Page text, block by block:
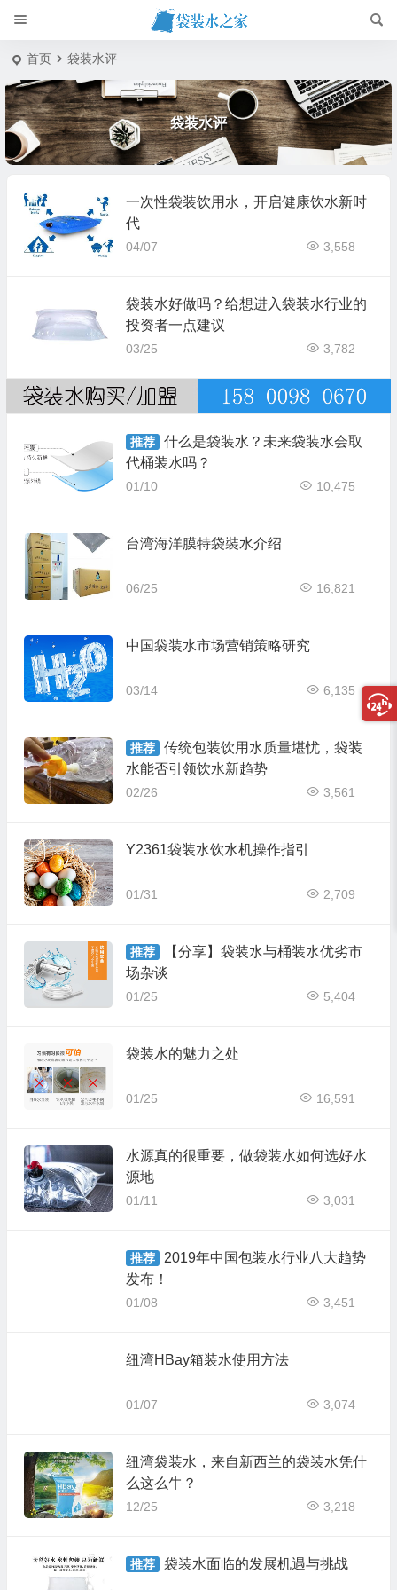
首页 袋装水评
袋装水评
一次性袋装饮用水，开启健康饮水新时
代
04/07 3,558
袋装水好做吗？给想进入袋装水行业的
投资者一点建议
03/25 3,782
推荐
什么是袋装水？未来袋装水会取
代桶装水吗？
01/10 10,475
台湾海洋膜特袋裝水介绍
06/25 16,821
中国袋装水市场营销策略研究
03/14 6,135
推荐
传统包装饮用水质量堪忧，袋装
水能否引领饮水新趋势
02/26 3,561
Y2361袋装水饮水机操作指引
01/31 2,709
推荐
【分享】袋装水与桶装水优劣市
场杂谈
01/25 5,404
袋装水的魅力之处
01/25 16,591
水源真的很重要，做袋装水如何选好水
源地
01/11 3,031
推荐
2019年中国包装水行业八大趋势
发布！
01/08 3,451
纽湾HBay箱装水使用方法
01/07 3,074
纽湾袋装水，来自新西兰的袋装水凭什
么这么牛？
12/25 3,218
推荐 袋装水面临的发展机遇与挑战